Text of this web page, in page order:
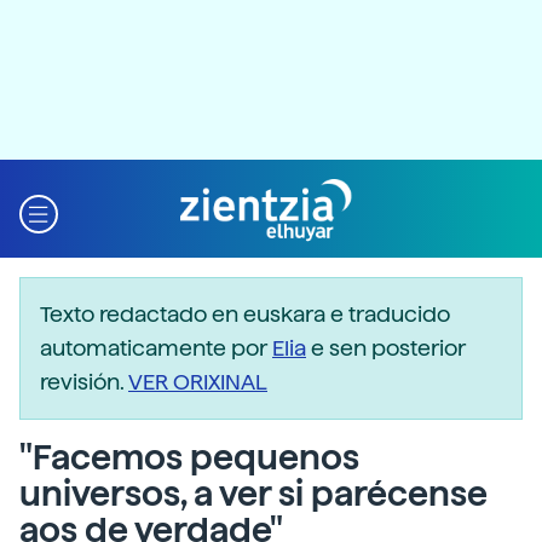
Texto redactado en euskara e traducido
automaticamente porEliae sen posterior
revisión.VER ORIXINAL
"Facemos pequenos
universos, a ver si parécense
aos de verdade"